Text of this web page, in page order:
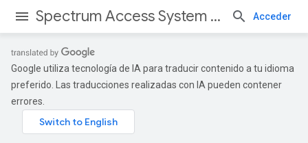
Spectrum Access System APIs Acceder
Google utiliza tecnología de IA para traducir contenido a tu idioma
preferido. Las traducciones realizadas con IA pueden contener
errores.